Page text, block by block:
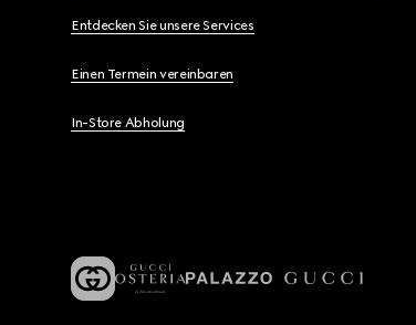
Entdecken Sie unsere Services
Einen Termein vereinbaren
In-Store Abholung